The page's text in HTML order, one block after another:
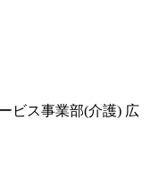
ビス事業部(介護) 広